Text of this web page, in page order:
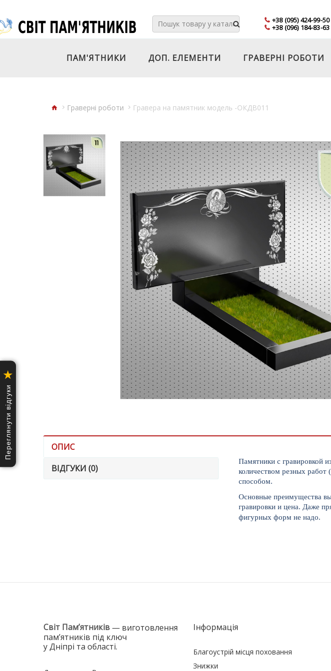
+38 (095) 424-99-50
+38 (096) 184-83-63
★
Переглянути відгуки
ПАМ'ЯТНИКИ ДОП. ЕЛЕМЕНТИ ГРАВЕРНІ РОБОТИ
Граверні роботи Гравера на памятник модель -ОКДВ011
ОПИС
ВІДГУКИ (0)
Памятники с гравировкой
количеством резных
способом.
Основные преимущества
гравировки и цена. Даже
фигурных форм не надо.
Світ Пам’ятників — виготовлення
пам’ятників під ключ
у Дніпрі та області.
Інформація
Благоустрій місця поховання
Знижки